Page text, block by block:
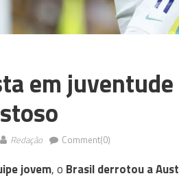
em
Redação Comment(0)
jovem, o Brasil derrotou a